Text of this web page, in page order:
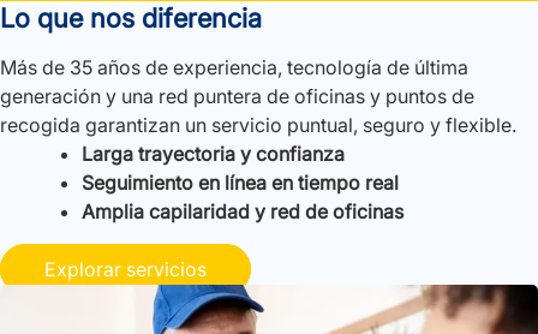
Lo que nos diferencia
Más de 35 años de experiencia, tecnología de última
generación y una red puntera de oficinas y puntos de
recogida garantizan un servicio puntual, seguro y flexible.
Larga trayectoria y confianza
Seguimiento en línea en tiempo real
Amplia capilaridad y red de oficinas
Explorar servicios